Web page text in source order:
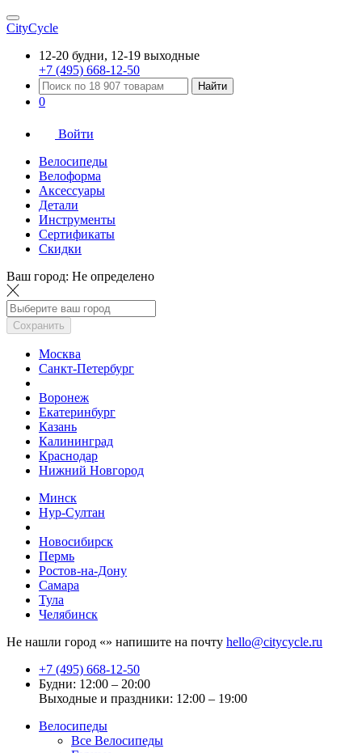
CityCycle
12-20 будни, 12-19 выходные
+7 (495) 668-12-50
Найти
0
Войти
Велосипеды
Велоформа
Аксессуары
Детали
Инструменты
Сертификаты
Скидки
Ваш город: Не определено
Сохранить
Москва
Санкт-Петербург
Воронеж
Екатеринбург
Казань
Калининград
Краснодар
Нижний Новгород
Минск
Нур-Султан
Новосибирск
Пермь
Ростов-на-Дону
Самара
Тула
Челябинск
Не нашли город «» напишите на почту hello@citycycle.ru
+7 (495) 668-12-50
Будни: 12:00 – 20:00
Выходные и праздники: 12:00 – 19:00
Велосипеды
Все Велосипеды